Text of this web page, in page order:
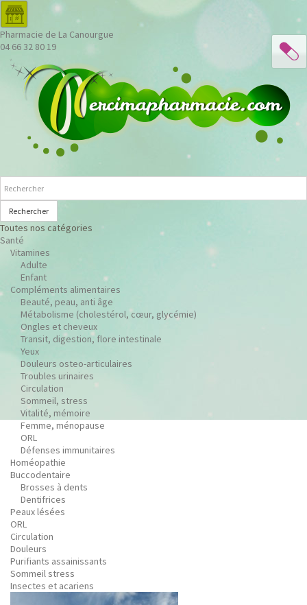
Pharmacie de La Canourgue
04 66 32 80 19
Rechercher
Toutes nos catégories
Santé
Vitamines
Adulte
Enfant
Compléments alimentaires
Beauté, peau, anti âge
Métabolisme (cholestérol, cœur, glycémie)
Ongles et cheveux
Transit, digestion, flore intestinale
Yeux
Douleurs osteo-articulaires
Troubles urinaires
Circulation
Sommeil, stress
Vitalité, mémoire
Femme, ménopause
ORL
Défenses immunitaires
Homéopathie
Buccodentaire
Brosses à dents
Dentifrices
Peaux lésées
ORL
Circulation
Douleurs
Purifiants assainissants
Sommeil stress
Insectes et acariens